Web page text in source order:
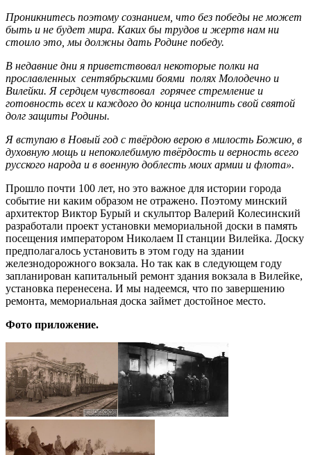
Проникнитесь поэтому сознанием, что без победы не может
быть и не будет мира. Каких бы трудов и жертв нам ни
стоило это, мы должны дать Родине победу.
В недавние дни я приветствовал некоторые полки на
прославленных сентябрьскими боями полях Молодечно и
Вилейки. Я сердцем чувствовал горячее стремление и
готовность всех и каждого до конца исполнить свой святой
долг защиты Родины.
Я вступаю в Новый год с твёрдою верою в милость Божию, в
духовную мощь и непоколебимую твёрдость и верность всего
русского народа и в военную доблесть моих армии и флота».
Прошло почти 100 лет, но это важное для истории города
событие ни каким образом не отражено. Поэтому минский
архитектор Виктор Бурый и скульптор Валерий Колесинский
разработали проект установки мемориальной доски в память
посещения императором Николаем II станции Вилейка. Доску
предполагалось установить в этом году на здании
железнодорожного вокзала. Но так как в следующем году
запланирован капитальный ремонт здания вокзала в Вилейке,
установка перенесена. И мы надеемся, что по завершению
ремонта, мемориальная доска займет достойное место.
Фото приложение.